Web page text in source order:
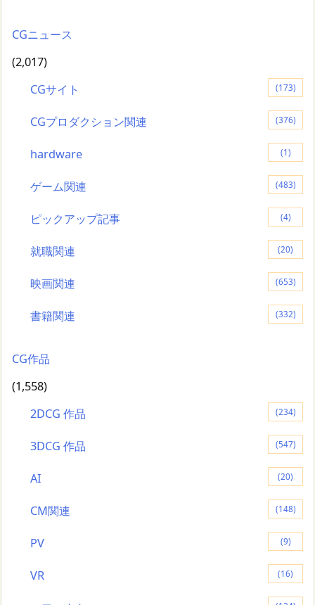
CGニュース
(2,017)
CGサイト
(173)
CGプロダクション関連 (376)
hardware (1)
ゲーム関連 (483)
ピックアップ記事 (4)
就職関連 (20)
映画関連 (653)
書籍関連 (332)
CG作品
(1,558)
2DCG 作品
(234)
3DCG 作品 (547)
AI (20)
CM関連 (148)
PV (9)
VR (16)